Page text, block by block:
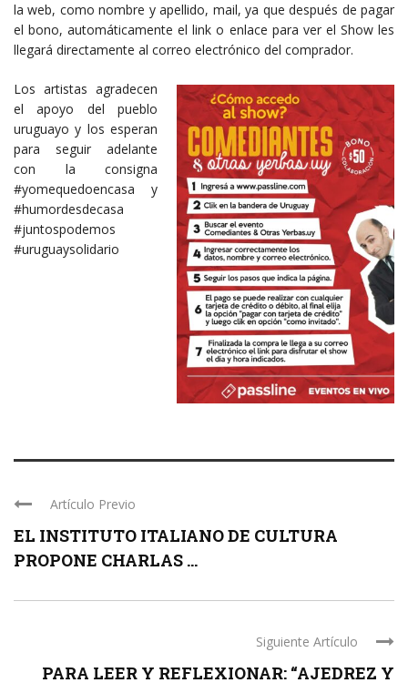
la web, como nombre y apellido, mail, ya que después de pagar
el bono, automáticamente el link o enlace para ver el Show les
llegará directamente al correo electrónico del comprador.
Los artistas agradecen
el apoyo del pueblo
uruguayo y los esperan
para seguir adelante
con la consigna
#yomequedoencasa y
#humordesdecasa
#juntospodemos
#uruguaysolidario
Artículo Previo
EL INSTITUTO ITALIANO DE CULTURA
PROPONE CHARLAS ...
Siguiente Artículo
PARA LEER Y REFLEXIONAR: “AJEDREZ Y